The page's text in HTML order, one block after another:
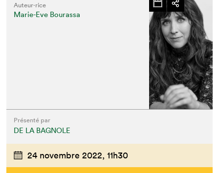
Auteur·rice
Marie-Eve Bourassa
Présenté par
DE LA BAGNOLE
24 novembre 2022, 11h30